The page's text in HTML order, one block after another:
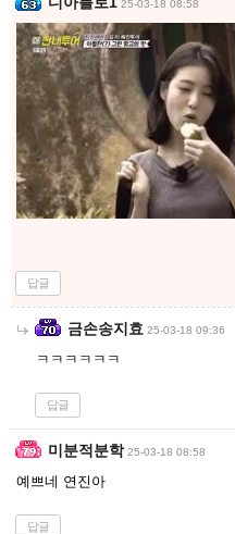
25-03-18 08:58
답글
금손송지효 25-03-18 09:36
ㅋㅋㅋㅋㅋㅋ
답글
미분적분학 25-03-18 08:58
예쁘네 연진아
답글